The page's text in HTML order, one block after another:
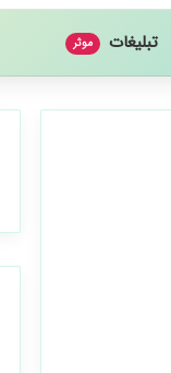
تبلیغات موثر